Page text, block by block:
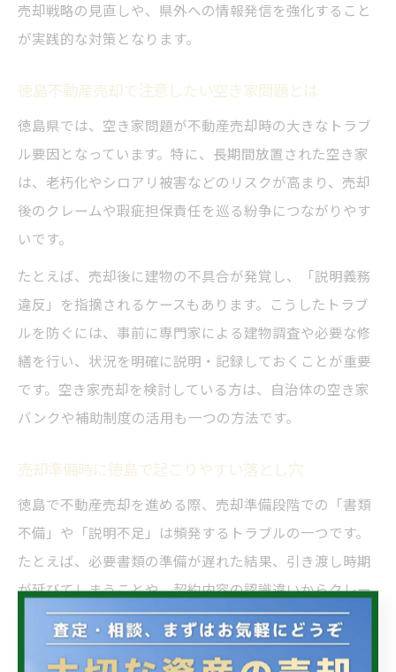
売却戦略の見直しや、県外への情報発信を強化すること
が実践的な対策となります。
徳島不動産売却で注意したい空き家問題とは
徳島県では、空き家問題が不動産売却時の大きなトラブ
ル要因となっています。特に、長期間放置された空き家
は、老朽化やシロアリ被害などのリスクが高まり、売却
後のクレームや瑕疵担保責任を巡る紛争につながりやす
いです。
たとえば、売却後に建物の不具合が発覚し、「説明義務
違反」を指摘されるケースもあります。こうしたトラブ
ルを防ぐには、事前に専門家による建物調査や必要な修
繕を行い、状況を明確に説明・記録しておくことが重要
です。空き家売却を検討している方は、自治体の空き家
バンクや補助制度の活用も一つの方法です。
売却準備時に徳島で起こりやすい落とし穴
徳島で不動産売却を進める際、売却準備段階での「書類
不備」や「説明不足」は頻発するトラブルの一つです。
たとえば、必要書類の準備が遅れた結果、引き渡し時期
が延びてしまうことや、契約内容の認識違いからクレー
ムに発展するケースが見受けられます。
これを防ぐためには、売却前にチェックリストを作成